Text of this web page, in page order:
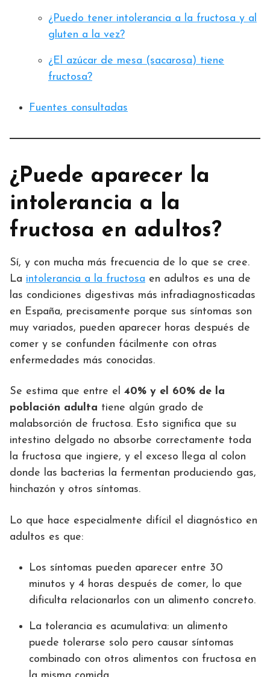
¿Puedo tener intolerancia a la fructosa y al
gluten a la vez?
¿El azúcar de mesa (sacarosa) tiene
fructosa?
Fuentes consultadas
¿Puede aparecer la
intolerancia a la
fructosa en adultos?
Sí, y con mucha más frecuencia de lo que se cree.
La intolerancia a la fructosa en adultos es una de
las condiciones digestivas más infradiagnosticadas
en España, precisamente porque sus síntomas son
muy variados, pueden aparecer horas después de
comer y se confunden fácilmente con otras
enfermedades más conocidas.
Se estima que entre el 40% y el 60% de la
población adulta tiene algún grado de
malabsorción de fructosa. Esto significa que su
intestino delgado no absorbe correctamente toda
la fructosa que ingiere, y el exceso llega al colon
donde las bacterias la fermentan produciendo gas,
hinchazón y otros síntomas.
Lo que hace especialmente difícil el diagnóstico en
adultos es que:
Los síntomas pueden aparecer entre 30
minutos y 4 horas después de comer, lo que
dificulta relacionarlos con un alimento concreto.
La tolerancia es acumulativa: un alimento
puede tolerarse solo pero causar síntomas
combinado con otros alimentos con fructosa en